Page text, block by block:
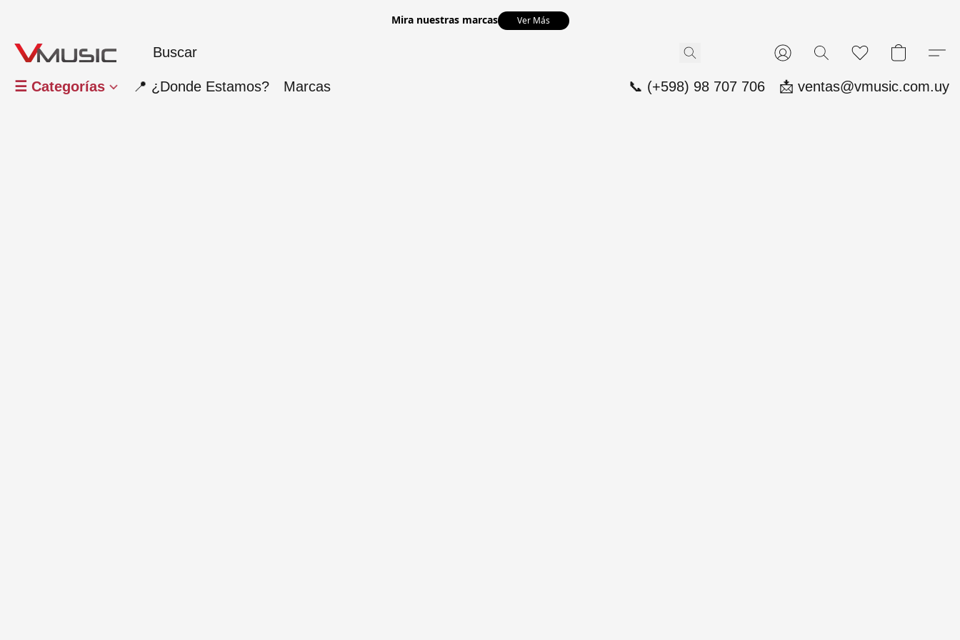
Mira nuestras marcas Ver Más
☰ Categorías 📍 ¿Donde Estamos? Marcas 📞 (+598) 98 707 706 📩 ventas@vmusic.com.uy